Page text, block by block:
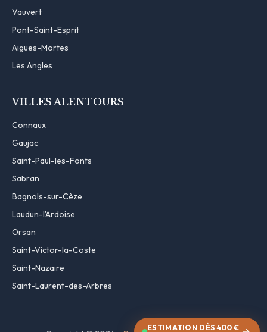
Vauvert
Pont-Saint-Esprit
Aigues-Mortes
Les Angles
VILLES ALENTOURS
Connaux
Gaujac
Saint-Paul-les-Fonts
Sabran
Bagnols-sur-Cèze
Laudun-l'Ardoise
Orsan
Saint-Victor-la-Coste
Saint-Nazaire
Saint-Laurent-des-Arbres
ESTIMATION DÈS 400 €